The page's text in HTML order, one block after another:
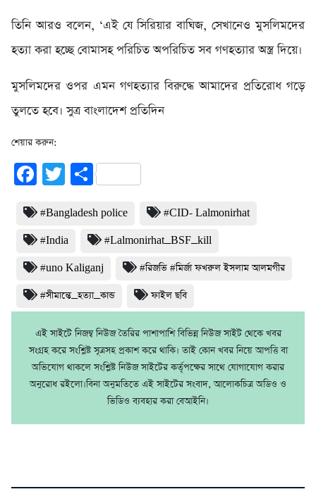
তিনি আরও বলেন, ‘এই যে সিরিয়ার বাঘিজ, সেখানেও মুসলিমদের
হত্যা করা হচ্ছে বোমাসহ পরিচিত অপরিচিত সব গণহত্যার অস্ত্র দিয়ে।
মুসলিমদের ওপর এমন গণহত্যার বিরুদ্ধে আমাদের প্রতিরোধ গড়ে
তুলতে হবে। সুত্র বাংলাদেশ প্রতিদিন
শেয়ার করুন:
Facebook
TwitterShare
#Bangladesh police #CID- Lalmonirhat
#India #Lalmonirhat_BSF_kill
#uno Kaliganj #রিজভি #মির্জা ফখরুল ইসলাম আলমগীর
#সীমান্তে_হত্যা_কান্ড ফাইল ছবি
এই সাইটে নিজম্ব নিউজ তৈরির পাশাপাশি বিভিন্ন নিউজ সাইট থেকে খবর
সংগ্রহ করে সংশ্লিষ্ট সূত্রসহ প্রকাশ করে থাকি। তাই কোন খবর নিয়ে আপত্তি বা
অভিযোগ থাকলে সংশ্লিষ্ট নিউজ সাইটের কর্তৃপক্ষের সাথে যোগাযোগ করার
অনুরোধ রইলো।বিনা অনুমতিতে এই সাইটের সংবাদ, আলোকচিত্র অডিও ও
ভিডিও ব্যবহার করা বেআইনি।